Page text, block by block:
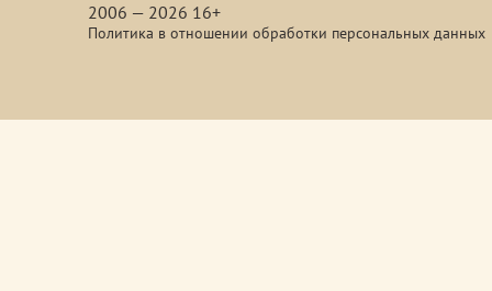
2006 — 2026 16+
Политика в отношении обработки персональных данных